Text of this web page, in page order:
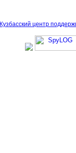
Кузбасский центр